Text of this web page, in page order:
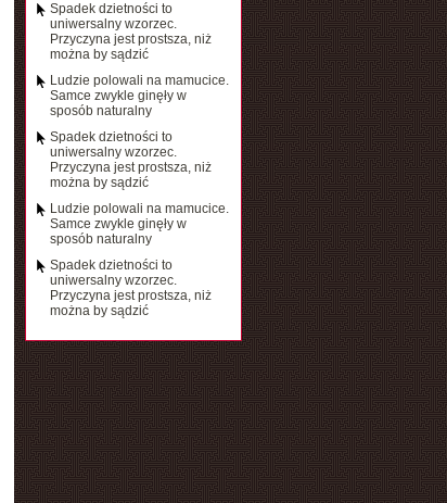
Spadek dzietności to
uniwersalny wzorzec.
Przyczyna jest prostsza, niż
można by sądzić
Ludzie polowali na mamucice.
Samce zwykle ginęły w
sposób naturalny
Spadek dzietności to
uniwersalny wzorzec.
Przyczyna jest prostsza, niż
można by sądzić
Ludzie polowali na mamucice.
Samce zwykle ginęły w
sposób naturalny
Spadek dzietności to
uniwersalny wzorzec.
Przyczyna jest prostsza, niż
można by sądzić